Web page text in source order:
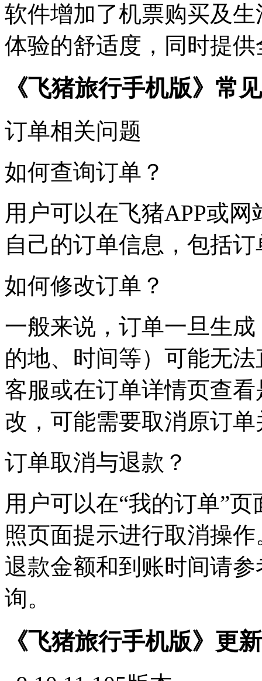
软件增加了机票购买及
体验的舒适度，同时提
《飞猪旅行手机版》常
订单相关问题
如何查询订单？
用户可以在飞猪APP或
自己的订单信息，包括
如何修改订单？
一般来说，订单一旦生
的地、时间等）可能无
客服或在订单详情页查
改，可能需要取消原订
订单取消与退款？
用户可以在“我的订单”
照页面提示进行取消操
退款金额和到账时间请
询。
《飞猪旅行手机版》更